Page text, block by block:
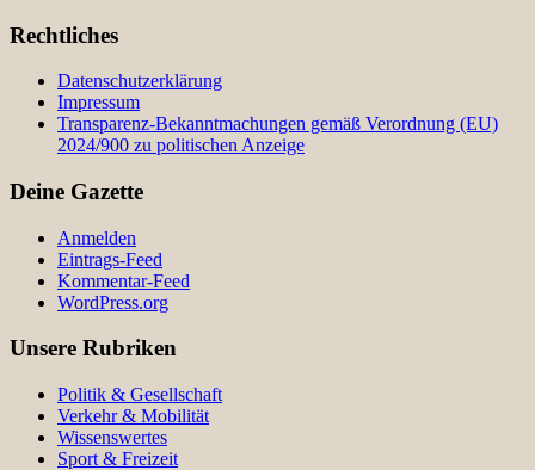
Rechtliches
Datenschutzerklärung
Impressum
Transparenz-Bekanntmachungen gemäß Verordnung (EU)
2024/900 zu politischen Anzeige
Deine Gazette
Anmelden
Eintrags-Feed
Kommentar-Feed
WordPress.org
Unsere Rubriken
Politik & Gesellschaft
Verkehr & Mobilität
Wissenswertes
Sport & Freizeit